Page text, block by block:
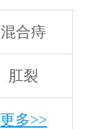
混合痔
肛裂
更多>>